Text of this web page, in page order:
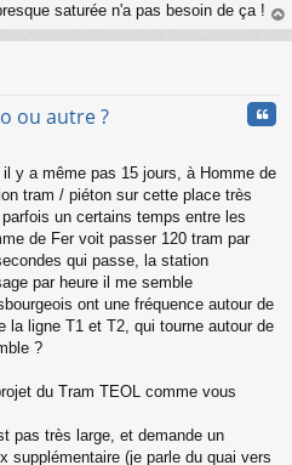
saturée n'a pas besoin de ça !
au
ou autre ?
y a même pas 15 jours, à Homme de
tram / piéton sur cette place très
un certains temps entre les
de Fer voit passer 120 tram par
qui passe, la station
par heure il me semble
ont une fréquence autour de
la ligne T1 et T2, qui tourne autour de
?
du Tram TEOL comme vous
pas très large, et demande un
supplémentaire (je parle du quai vers